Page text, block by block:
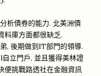
析債券的能力. 北美洲債
料庫方面都很缺乏.
, 後期做到IT部門的領導.
立門戶, 並且獲得美林證
便挑戰路透社在金融資訊